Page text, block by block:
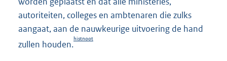
autoriteiten, colleges en ambtenaren die zulks
aangaat, aan de nauwkeurige uitvoering de hand
zullen houden.
histnoot